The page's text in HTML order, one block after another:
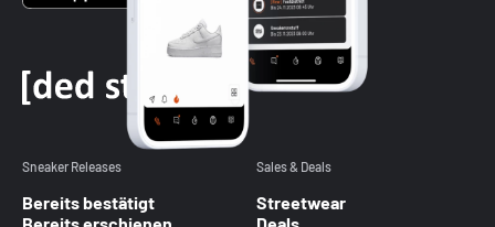
Sneaker Releases
Bereits bestätigt
Sales & Deals
Streetwear